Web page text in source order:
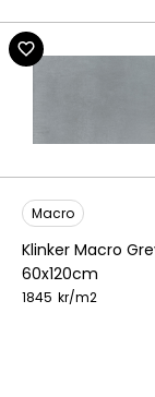
Macro
Klinker Macro
60x120cm
1845 kr/m2